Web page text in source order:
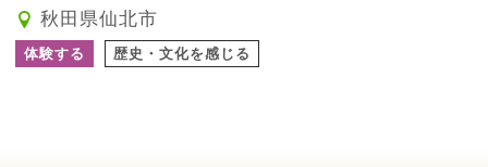
秋田県仙北市
体験する 歴史・文化を感じる